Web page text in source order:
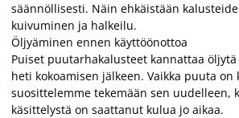
säännöllisesti. Näin ehkäistään
kuivuminen ja halkeilu.
Öljyäminen ennen käyttöönottoa
Puiset puutarhakalusteet kannattaa
heti kokoamisen jälkeen. Vaikka puuta on
suosittelemme tekemään sen uudelleen,
käsittelystä on saattanut kulua jo aikaa.